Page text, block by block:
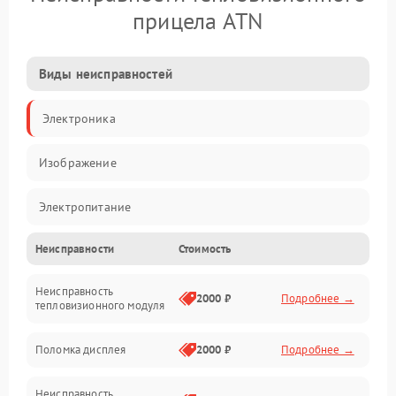
прицела ATN
Виды неисправностей
Электроника
Изображение
Электропитание
Измерения
Матрица
Неисправности Стоимость
Неисправность
тепловизионного модуля
2000 ₽ Подробнее →
Поломка дисплея 2000 ₽ Подробнее →